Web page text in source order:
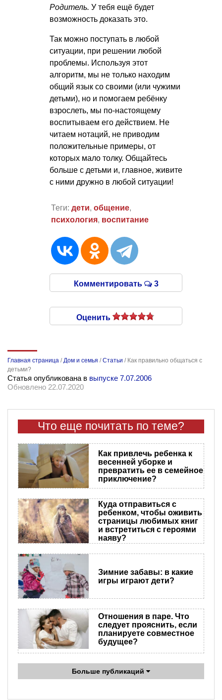
Родитель. У тебя ещё будет
возможность доказать это.
Так можно поступать в любой
ситуации, при решении любой
проблемы. Используя этот
алгоритм, мы не только находим
общий язык со своими (или чужими
детьми), но и помогаем ребёнку
взрослеть, мы по-настоящему
воспитываем его действием. Не
читаем нотаций, не приводим
положительные примеры, от
которых мало толку. Общайтесь
больше с детьми и, главное, живите
с ними дружно в любой ситуации!
Теги: дети, общение,
психология, воспитание
Комментировать 3
Оценить
Главная страница /Дом и семья /Статьи / Как правильно общаться с
детьми?
Статья опубликована в выпуске 7.07.2006
Обновлено 22.07.2020
Что еще почитать по теме?
Как привлечь ребенка к
весенней уборке и
превратить ее в семейное
приключение?
Куда отправиться с
ребенком, чтобы оживить
страницы любимых книг
и встретиться с героями
наяву?
Зимние забавы: в какие
игры играют дети?
Отношения в паре. Что
следует прояснить, если
планируете совместное
будущее?
Больше публикаций